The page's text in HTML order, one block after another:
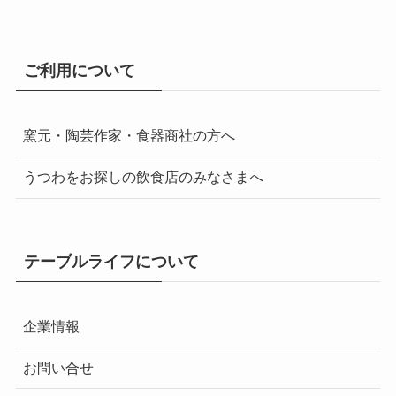
ご利用について
窯元・陶芸作家・食器商社の方へ
うつわをお探しの飲食店のみなさまへ
テーブルライフについて
企業情報
お問い合せ